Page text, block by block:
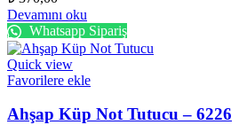
Devamını oku
Whatsapp Sipariş
Quick view
Favorilere ekle
Ahşap Küp Not Tutucu – 6226